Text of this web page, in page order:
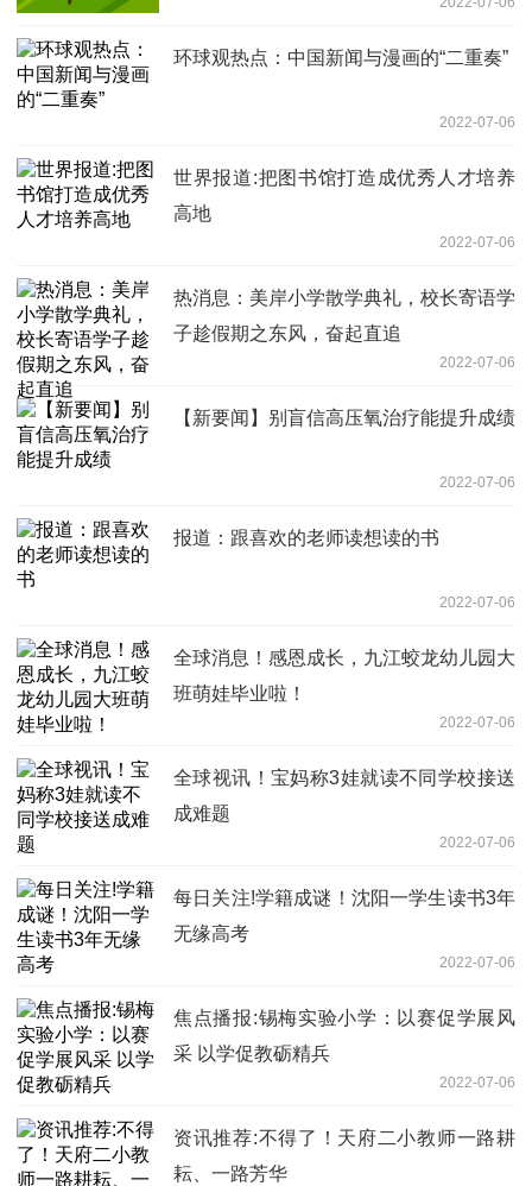
环球观热点：中国新闻与漫画的“二重奏”
2022-07-06
世界报道:把图书馆打造成优秀人才培养
高地
2022-07-06
热消息：美岸小学散学典礼，校长寄语学
子趁假期之东风，奋起直追
2022-07-06
【新要闻】别盲信高压氧治疗能提升成绩
2022-07-06
报道：跟喜欢的老师读想读的书
2022-07-06
全球消息！感恩成长，九江蛟龙幼儿园大
班萌娃毕业啦！
2022-07-06
全球视讯！宝妈称3娃就读不同学校接送
成难题
2022-07-06
每日关注!学籍成谜！沈阳一学生读书3年
无缘高考
2022-07-06
焦点播报:锡梅实验小学：以赛促学展风
采 以学促教砺精兵
2022-07-06
资讯推荐:不得了！天府二小教师一路耕
耘、一路芳华